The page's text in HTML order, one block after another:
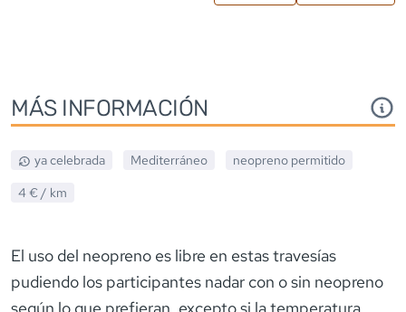
MÁS INFORMACIÓN
ya celebrada Mediterráneo neopreno permitido
4 € / km
El uso del neopreno es libre en estas travesías
pudiendo los participantes nadar con o sin neopreno
según lo que prefieran, excepto si la temperatura